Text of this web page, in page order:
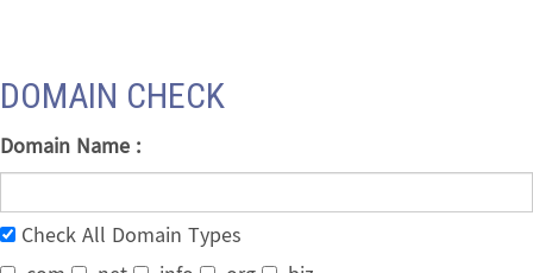
DOMAIN CHECK
Domain Name :
Check All Domain Types